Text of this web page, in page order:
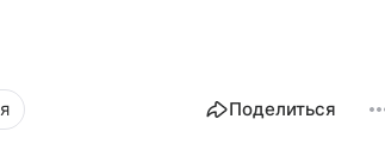
Поделиться